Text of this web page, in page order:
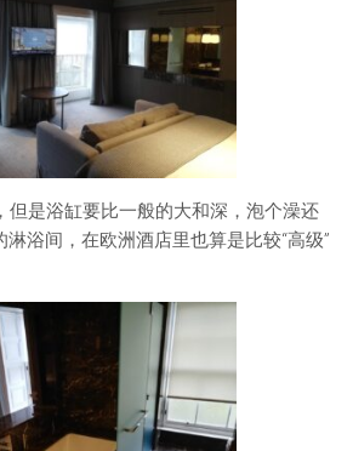
但是浴缸要比一般的大和深，泡个澡还
浴间，在欧洲酒店里也算是比较“高级”